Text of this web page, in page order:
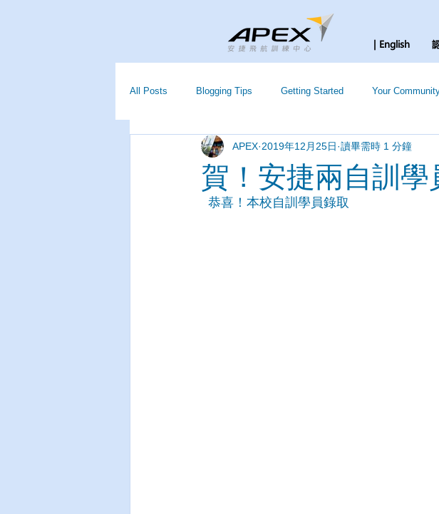
| English
All Posts Blogging Tips Getting Started Your
賀！安捷兩自訓
APEX 2019年12月25日 讀畢需時 1 分鐘
  恭喜！本校自訓學員錄取